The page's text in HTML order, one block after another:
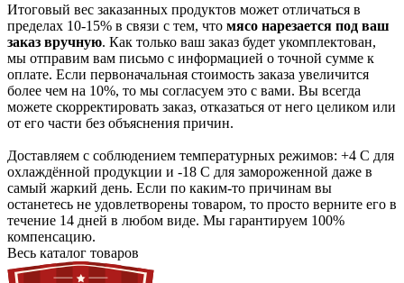
Итоговый вес заказанных продуктов может отличаться в
пределах 10-15% в связи с тем, что мясо нарезается под ваш
заказ вручную. Как только ваш заказ будет укомплектован,
мы отправим вам письмо с информацией о точной сумме к
оплате. Если первоначальная стоимость заказа увеличится
более чем на 10%, то мы согласуем это с вами. Вы всегда
можете скорректировать заказ, отказаться от него целиком или
от его части без объяснения причин.
Доставляем с соблюдением температурных режимов: +4 С для
охлаждённой продукции и -18 С для замороженной даже в
самый жаркий день. Если по каким-то причинам вы
останетесь не удовлетворены товаром, то просто верните его в
течение 14 дней в любом виде. Мы гарантируем 100%
компенсацию.
Весь каталог товаров